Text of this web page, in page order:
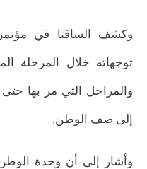
وكشف السافنا في
توجهاته خلال المرحلة
والمراحل التي مر بها
إلى صف الوطن.
وأشار إلى أن وحدة